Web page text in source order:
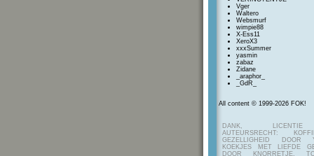
Vger
Waltero
Websmurf
wimpie88
X-Ess11
XeroX3
xxxSummer
yasmin
zabaz
Zidane
_araphor_
_GdR_
All content © 1999-2026 FOK!
DANK,
AUTEURSRECHT:
GEZELLIGHEID DOOR
KOEKJES MET LIEFDE
DOOR KNORRETJE,